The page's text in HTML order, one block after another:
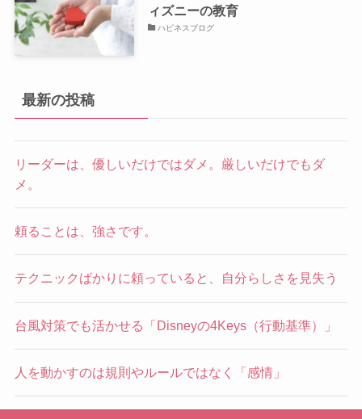
ィズニーの教育
ハピネスブログ
最新の投稿
リーダーは、優しいだけではダメ。厳しいだけでもダ
メ。
頼ることは、強さです。
テクニックばかりに頼っていると、自分らしさを見失う
台風対策でも活かせる「Disneyの4Keys（行動基準）」
人を動かすのは規則やルールではなく「感情」